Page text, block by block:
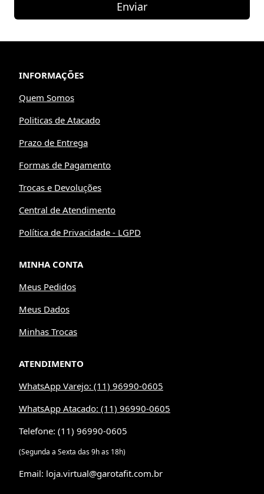
Enviar
INFORMAÇÕES
Quem Somos
Politicas de Atacado
Prazo de Entrega
Formas de Pagamento
Trocas e Devoluções
Central de Atendimento
Política de Privacidade - LGPD
MINHA CONTA
Meus Pedidos
Meus Dados
Minhas Trocas
ATENDIMENTO
WhatsApp Varejo: (11) 96990-0605
WhatsApp Atacado: (11) 96990-0605
Telefone: (11) 96990-0605
(Segunda a Sexta das 9h as 18h)
Email: loja.virtual@garotafit.com.br